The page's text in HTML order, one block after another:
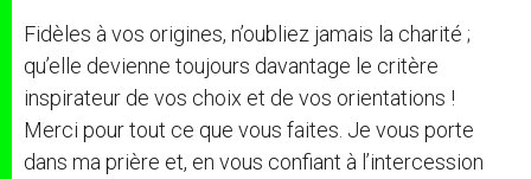
Fidèles à vos origines, n’oubliez jamais la charité ;
qu’elle devienne toujours davantage le critère
inspirateur de vos choix et de vos orientations !
Merci pour tout ce que vous faites. Je vous porte
dans ma prière et, en vous confiant à l’intercession